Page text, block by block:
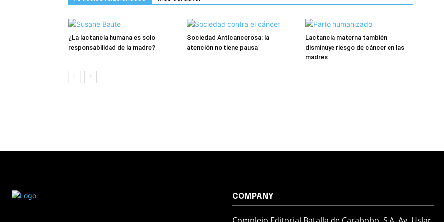
¿La lactancia humana es solo
responsabilidad de la madre?
Sociedad Anticancerosa: la
atención no tiene pausa
Lactancia materna también
disminuye riesgo de cáncer en las
madres
COMPANY